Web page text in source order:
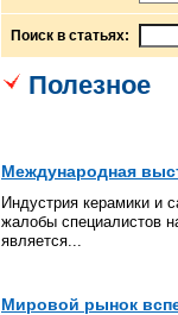
Поиск в статьях:
Полезное
Международная
Индустрия керамики и
жалобы специалистов
является...
Мировой рынок